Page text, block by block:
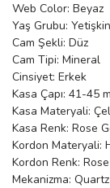
Manoir
Web Color: Beyaz
Yaş Grubu: Yetişkin
Cam Şekli: Düz
Cam Tipi: Mineral
Cinsiyet: Erkek
Kasa Çapı: 41-45
Kasa Materyali:
Kasa Renk: Rose
Kordon Materyali:
Kordon Renk:
Mekanizma: Quartz